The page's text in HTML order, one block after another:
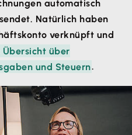
automatisch
Natürlich haben
verknüpft und
über
und Steuern.